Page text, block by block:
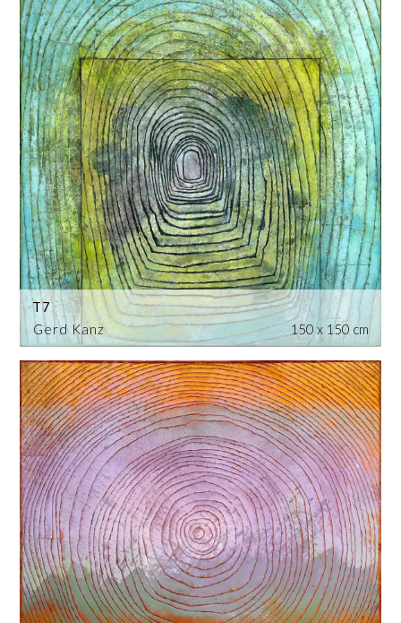
Gerd Kanz
T7
150 x 150 cm